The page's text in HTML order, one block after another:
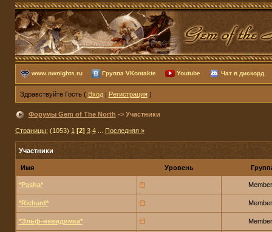
www.nwnights.ru Группа VKontakte Youtube Чат в дискорд
Здравствуйте Гость ( Вход| Регистрация)
Форумы Gem of The North -> Участники
Страницы: (1053) 1 [2] 3 4... Последняя »
Участники
Имя Уровень
*Pasha*
*Richard*
*Эльф-невидимка*